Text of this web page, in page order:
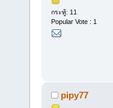
กระทู้: 11
Popular Vote : 1
pipy77